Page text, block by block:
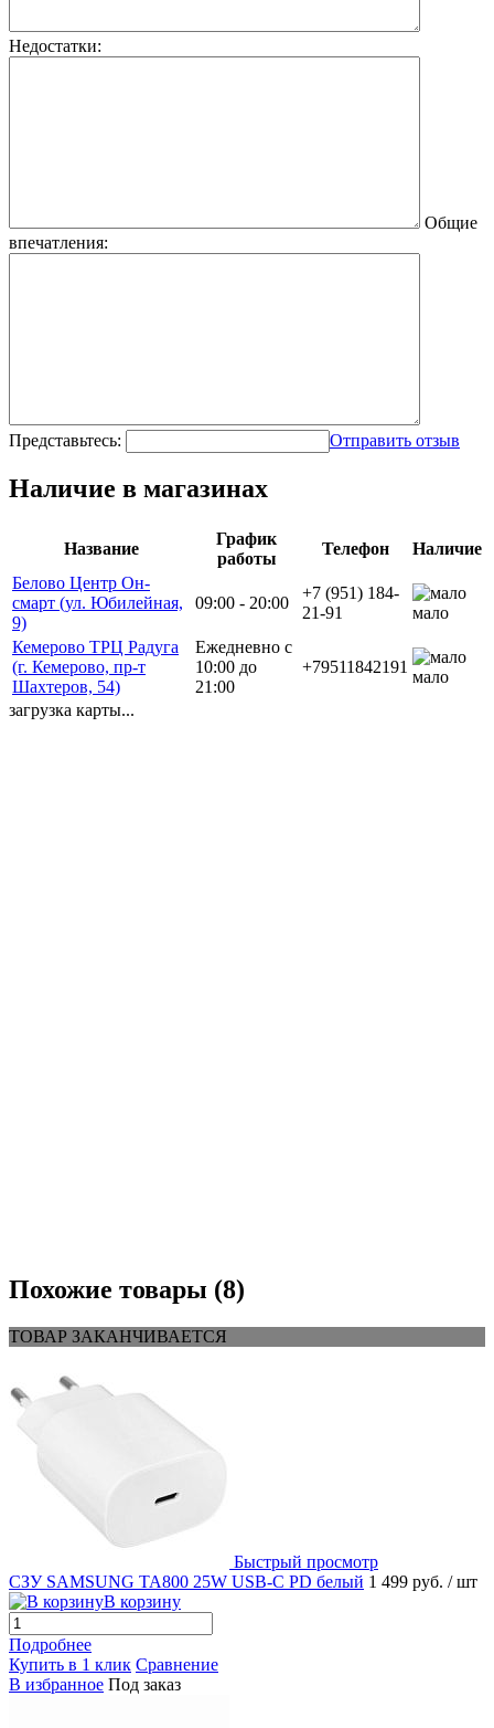
Недостатки:
Общие
впечатления:
Представьтесь: Отправить отзыв
Наличие в магазинах
Название
График
работы
Телефон
Наличие
Белово Центр Он-
смарт (ул. Юбилейная,
9)
09:00 - 20:00
+7 (951) 184-
21-91
мало
Кемерово ТРЦ Радуга
(г. Кемерово, пр-т
Шахтеров, 54)
Ежедневно с
10:00 до
21:00
+79511842191
мало
загрузка карты...
Похожие товары (8)
ТОВАР ЗАКАНЧИВАЕТСЯ
Быстрый просмотр
СЗУ SAMSUNG TA800 25W USB-C PD белый 1 499 руб. / шт
В корзину
Подробнее
Купить в 1 клик Сравнение
В избранное Под заказ